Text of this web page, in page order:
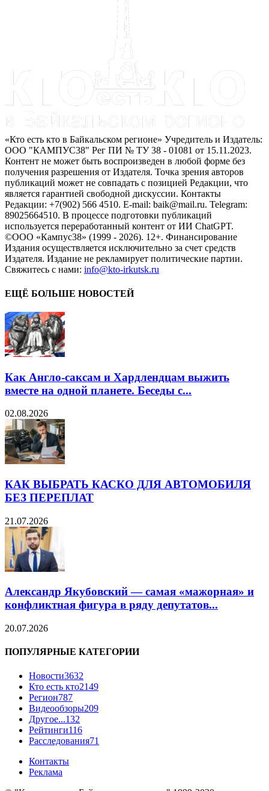
«Кто есть кто в Байкальском регионе» Учредитель и Издатель:
ООО "КАМПУС38" Рег ПИ № ТУ 38 - 01081 от 15.11.2023.
Контент не может быть воспроизведен в любой форме без
получения разрешения от Издателя. Точка зрения авторов
публикаций может не совпадать с позицией Редакции, что
является гарантией свободной дискуссии. Контакты
Редакции: +7(902) 566 4510. E-mail: baik@mail.ru. Telegram:
89025664510. В процессе подготовки публикаций
используется переработанный контент от ИИ ChatGPT.
©ООО «Кампус38» (1999 - 2026). 12+. Финансирование
Издания осуществляется исключительно за счет средств
Издателя. Издание не рекламирует политические партии.
Свяжитесь с нами: info@kto-irkutsk.ru
ЕЩЁ БОЛЬШЕ НОВОСТЕЙ
Как Англо-саксам и Хардлендцам выжить
вместе на одной планете. Беседы с...
02.08.2026
КАК ВЫБРАТЬ КАСКО ДЛЯ АВТОМОБИЛЯ
БЕЗ ПЕРЕПЛАТ
21.07.2026
Александр Якубовский — самая «мажорная» и
конфликтная фигура в ряду депутатов...
20.07.2026
ПОПУЛЯРНЫЕ КАТЕГОРИИ
Новости3632
Кто есть кто2149
Регион787
Видеообзоры209
Другое...132
Рейтинги116
Расследования71
Контакты
Реклама